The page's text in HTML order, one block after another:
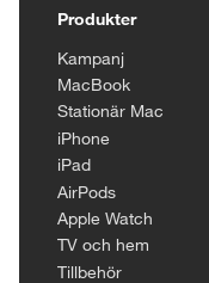
Produkter
Kampanj
MacBook
Stationär Mac
iPhone
iPad
AirPods
Apple Watch
TV och hem
Tillbehör